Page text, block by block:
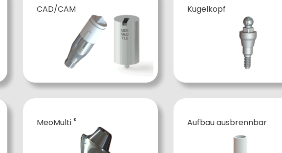
CAD/CAM Kugelkopf
MeoMulti ® Aufbau ausbrennbar